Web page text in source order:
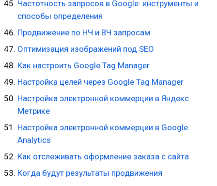
Частотность запросов в Google: инструменты и
способы определения
Продвижение по НЧ и ВЧ запросам
Оптимизация изображений под SEO
Как настроить Google Tag Manager
Настройка целей через Google Tag Manager
Настройка электронной коммерции в Яндекс
Метрике
Настройка электронной коммерции в Google
Analytics
Как отслеживать оформление заказа с сайта
Когда будут результаты продвижения